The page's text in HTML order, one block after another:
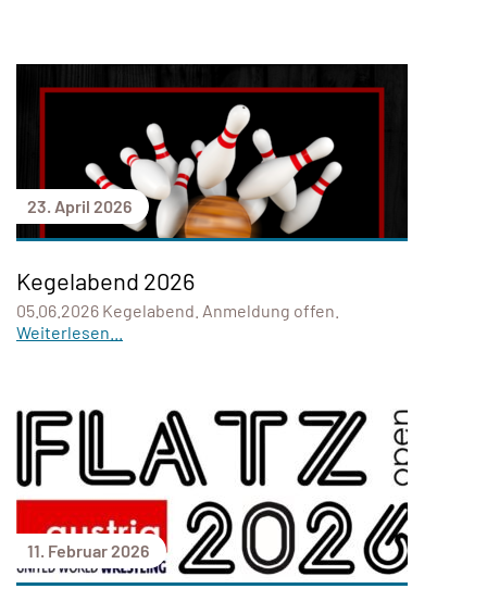
23. April 2026
Kegelabend 2026
05.06.2026 Kegelabend. Anmeldung offen.
Weiterlesen...
11. Februar 2026